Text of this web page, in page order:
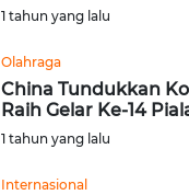
1 tahun yang lalu
Olahraga
China Tundukkan
Raih Gelar Ke-14
1 tahun yang lalu
Internasional